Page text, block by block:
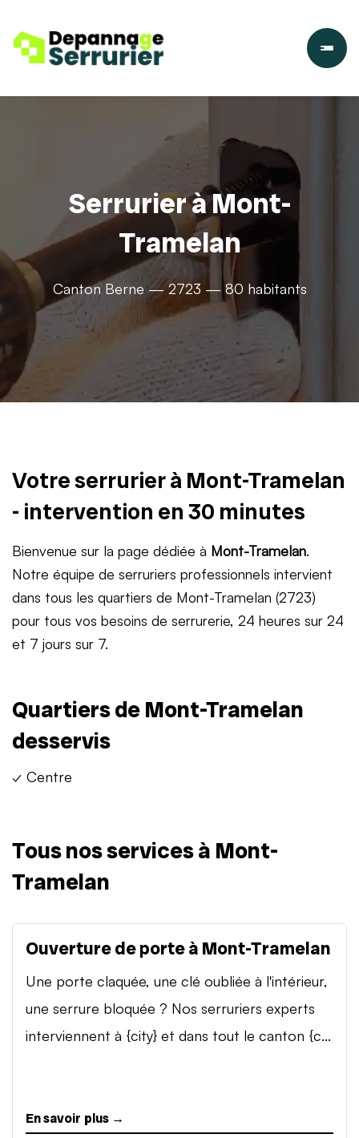
Serrurier à Mont-
Tramelan
Canton Berne — 2723 — 80 habitants
Votre serrurier à Mont-Tramelan
- intervention en 30 minutes
Bienvenue sur la page dédiée à Mont-Tramelan.
Notre équipe de serruriers professionnels intervient
dans tous les quartiers de Mont-Tramelan (2723)
pour tous vos besoins de serrurerie, 24 heures sur 24
et 7 jours sur 7.
Quartiers de Mont-Tramelan
desservis
✓ Centre
Tous nos services à Mont-
Tramelan
Ouverture de porte à Mont-Tramelan
Une porte claquée, une clé oubliée à l'intérieur,
une serrure bloquée ? Nos serruriers experts
interviennent à {city} et dans tout le canton {c...
En savoir plus →